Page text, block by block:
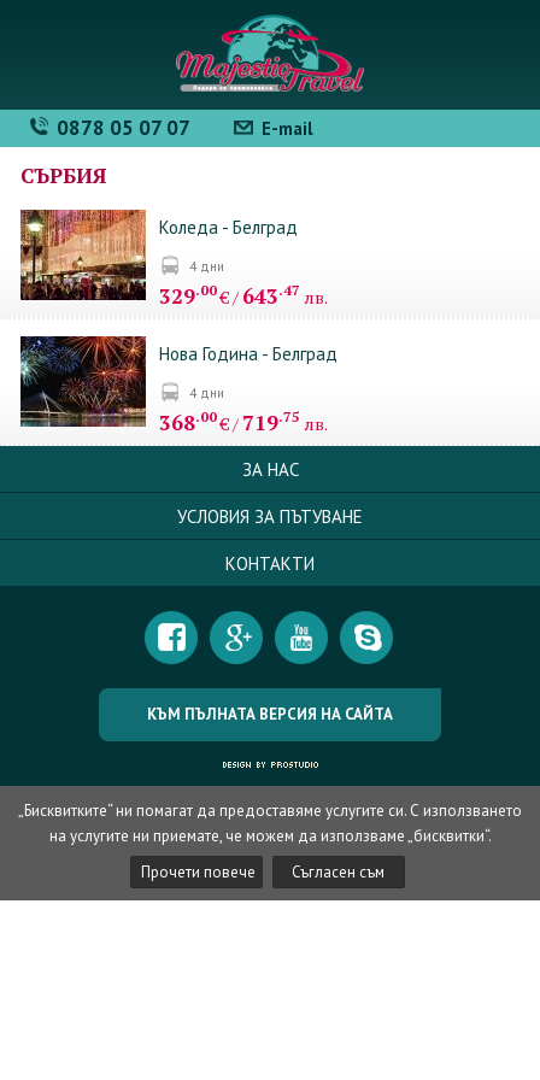
0878 05 07 07 E-mail
СЪРБИЯ
Коледа - Белград
4 дни
329.00€ / 643.47 лв.
Нова Година - Белград
4 дни
368.00€ / 719.75 лв.
ЗА НАС
УСЛОВИЯ ЗА ПЪТУВАНЕ
КОНТАКТИ
КЪМ ПЪЛНАТА ВЕРСИЯ НА САЙТА
„Бисквитките“ ни помагат да предоставяме услугите си. С използването
на услугите ни приемате, че можем да използваме „бисквитки“.
Прочети повече
Съгласен съм